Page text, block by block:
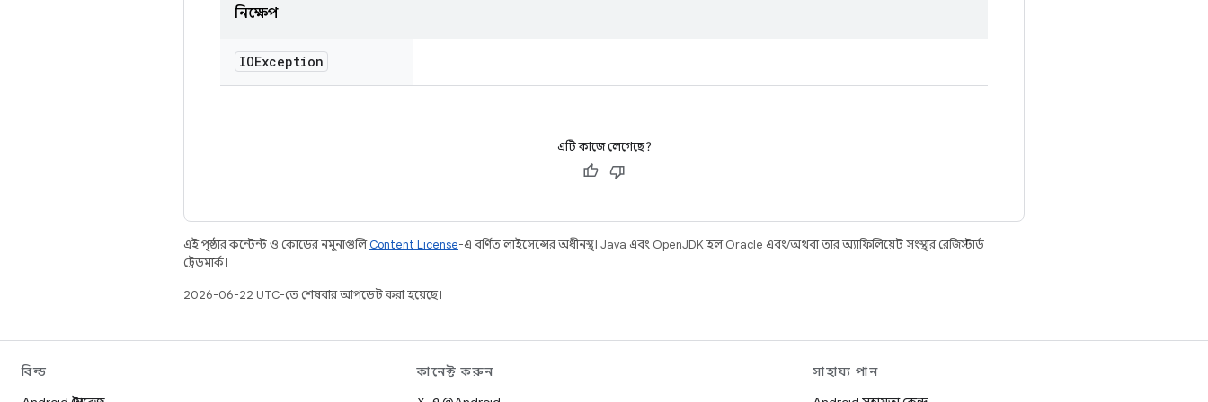
নিক্ষেপ
IOException
এটি কাজে লেগেছে?
এই পৃষ্ঠার কন্টেন্ট ও কোডের নমুনাগুলিContent License-এ বর্ণিত লাইসেন্সের অধীনস্থ। Java এবং OpenJDK হল Oracle এবং/অথবা তার অ্যাফিলিয়েট সংস্থার রেজিস্টার্ড
ট্রেডমার্ক।
2026-06-22 UTC-তে শেষবার আপডেট করা হয়েছে।
বিল্ড
কানেক্ট করুন
সাহায্য পান